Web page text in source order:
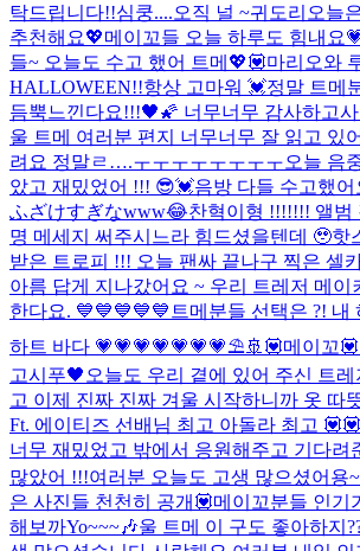
탁드립니다!!심쿵....오직 널 ~귀도리 오늘
추천해요💖메이꼬들 오늘 하루도 힘내요
들~ 오늘도 수고 했어 트메💖💟마리오와
HALLOWEEN!!항상 고마워 💓정말 트메
듬뿍느낀다요!!!🖤🌠 너무너무 감사하고
울 트메 여러분 편지 너무너무 잘 읽고 있
려요 정말ㄹ….ㅜㅜㅜㅜㅜㅜㅜㅜ오늘 음
았고 재밌었어 !!! 😎💓음방 다들 수고했
ふざけすぎなwww😂찬혁이형 !!!!!!! 앨범
명 메세지 써주시느라 힘드셨을텐데 🥹핫
받은 트로피 !!! 오늘 팬싸 끝나구 찍은 셀
아름 답게 지나갔어요 ~ 우리 트레저 메이
한다요. 💙💙💙💙💙 트메분들 선택은 ?! 내
하트 바다 💗💗💗💗💗💗💗⛱️🚢 💟메이꼬💟
고시푸🖤 오늘도 우리 곁에 있어 주신 트
고 이제 진짜 진짜 겨울 시작하니까 옷 따
Ft. 에이티즈 선배님 최고 아돌라 최고
너무 재밌었고 밖에서 응원해주고 기다려
많았어 !!!여러분 오늘도 고생 많으셨어용
은 사진들 천천히 공개💟메이꼬분들 인기
해보까Yo~~~🎶울 트메 이 구도 좋아하지